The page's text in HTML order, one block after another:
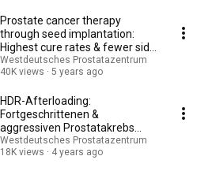
Prostate cancer therapy
through seed implantation:
Highest cure rates & fewer side
effects
Westdeutsches Prostatazentrum
40K views
5 years ago
HDR-Afterloading:
Fortgeschrittenen &
aggressiven Prostatakrebs
ohne OP erfolgreich heilen
Westdeutsches Prostatazentrum
18K views
4 years ago